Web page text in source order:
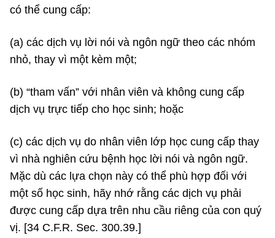
có thể cung cấp:
(a) các dịch vụ lời nói và ngôn ngữ theo các nhóm
nhỏ, thay vì một kèm một;
(b) “tham vấn” với nhân viên và không cung cấp
dịch vụ trực tiếp cho học sinh; hoặc
(c) các dịch vụ do nhân viên lớp học cung cấp thay
vì nhà nghiên cứu bệnh học lời nói và ngôn ngữ.
Mặc dù các lựa chọn này có thể phù hợp đối với
một số học sinh, hãy nhớ rằng các dịch vụ phải
được cung cấp dựa trên nhu cầu riêng của con quý
vị. [34 C.F.R. Sec. 300.39.]